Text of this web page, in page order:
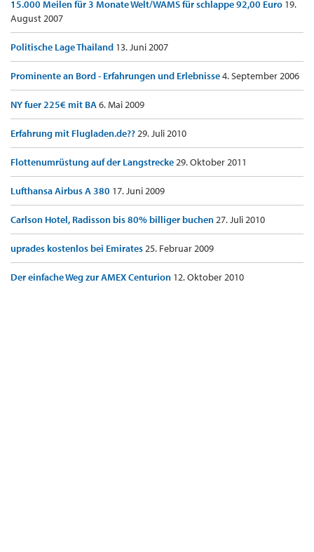
15.000 Meilen für 3 Monate Welt/WAMS für schlappe 92,00 Euro 19.
August 2007
Politische Lage Thailand 13. Juni 2007
Prominente an Bord - Erfahrungen und Erlebnisse4. September 2006
NY fuer 225€ mit BA6. Mai 2009
Erfahrung mit Flugladen.de??29. Juli 2010
Flottenumrüstung auf der Langstrecke29. Oktober 2011
Lufthansa Airbus A 380 17. Juni 2009
Carlson Hotel, Radisson bis 80% billiger buchen27. Juli 2010
uprades kostenlos bei Emirates25. Februar 2009
Der einfache Weg zur AMEX Centurion 12. Oktober 2010